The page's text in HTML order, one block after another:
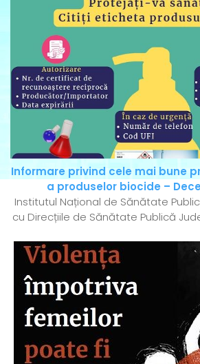
Informare privind cele mai bune
a produselor biocide –
Institutul Național de Sănătate
cu Direcțiile de Sănătate Publică